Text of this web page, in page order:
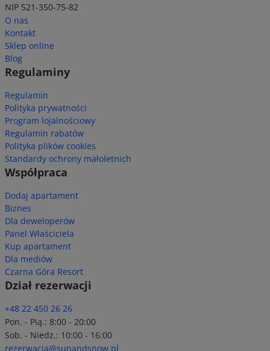
NIP 521-350-75-82
O nas
Kontakt
Sklep online
Blog
Regulaminy
Regulamin
Polityka prywatności
Program lojalnościowy
Regulamin rabatów
Polityka plików cookies
Standardy ochrony małoletnich
Współpraca
Dodaj apartament
Biznes
Dla deweloperów
Panel Właściciela
Kup apartament
Dla mediów
Czarna Góra Resort
Dział rezerwacji
+48 22 450 26 26
Pon. - Pią.: 8:00 - 20:00
Sob. - Niedz.: 10:00 - 16:00
rezerwacja@sunandsnow.pl